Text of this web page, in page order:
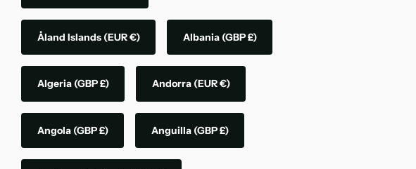
Åland Islands (EUR €) Albania (GBP £)
Algeria (GBP £) Andorra (EUR €)
Angola (GBP £) Anguilla (GBP £)